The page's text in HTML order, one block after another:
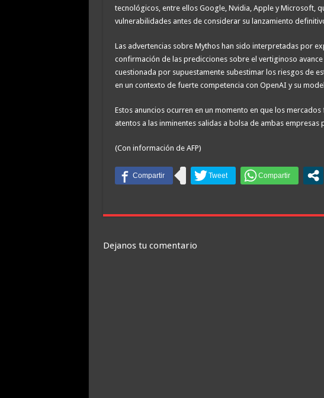
tecnológicos, entre ellos Google, Nvidia, Apple y Microsoft,
vulnerabilidades antes de considerar su lanzamiento
Las advertencias sobre Mythos han sido interpretadas por
confirmación de las predicciones sobre el vertiginoso
cuestionada por supuestamente subestimar los riesgos de
en un contexto de fuerte competencia con OpenAI y su
Estos anuncios ocurren en un momento en que los
atentos a las inminentes salidas a bolsa de ambas empresas
(Con información de AFP)
Dejanos tu comentario